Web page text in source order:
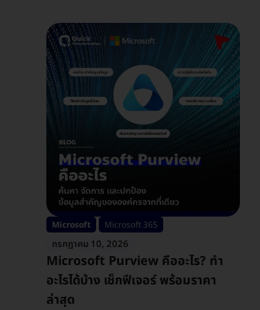
Microsoft Microsoft 365
กรกฎาคม 10, 2026
Microsoft Purview คืออะไร? ทำ
อะไรได้บ้าง เช็กฟีเจอร์ พร้อมราคา
ล่าสุด